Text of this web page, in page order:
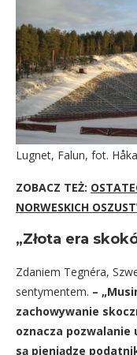
Lugnet, Falun, fot.
ZOBACZ TEŻ:
NORWESKICH
„Złota era
Zdaniem Tegnéra,
sentymentem. –
zachowywanie
oznacza pozwalanie
są pieniądze